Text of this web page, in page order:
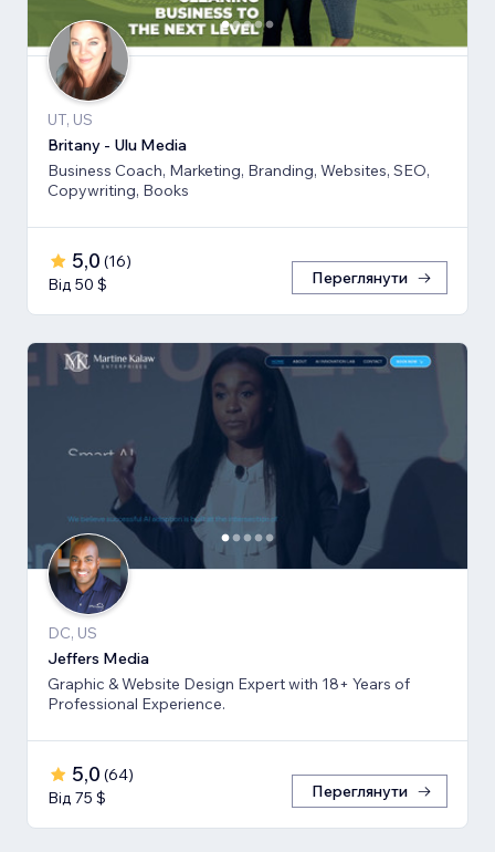
UT, US
Britany - Ulu Media
Business Coach, Marketing, Branding, Websites, SEO,
Copywriting, Books
5,0 (16)
Від 50 $
Переглянути
DC, US
Jeffers Media
Graphic & Website Design Expert with 18+ Years of
Professional Experience.
5,0 (64)
Від 75 $
Переглянути